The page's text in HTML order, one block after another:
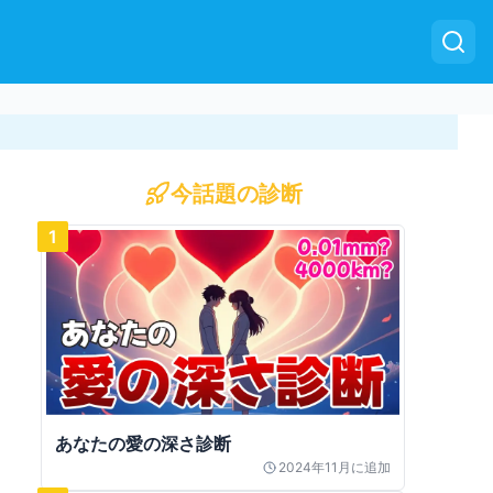
今話題の診断
1
あなたの愛の深さ診断
2024年11月 に追加